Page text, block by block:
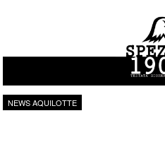
Vai al contenuto
NEWS AQUILOTTE